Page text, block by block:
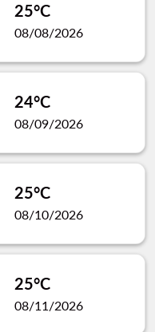
25°C
08/08/2026
24°C
08/09/2026
25°C
08/10/2026
25°C
08/11/2026